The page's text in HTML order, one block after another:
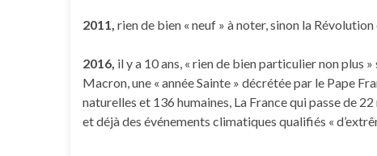
2011, rien de bien « neuf » à noter, sinon la
2016, il y a 10 ans, « rien de bien particulier non plus
Macron, une « année Sainte » décrétée par le Pape
naturelles et 136 humaines, La France qui passe de
et déjà des événements climatiques qualifiés «